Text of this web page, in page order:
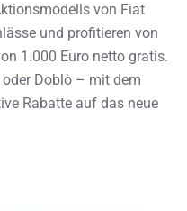
von Fiat
und profitieren von
1.000 Euro netto gratis.
Doblò – mit dem
Rabatte auf das neue